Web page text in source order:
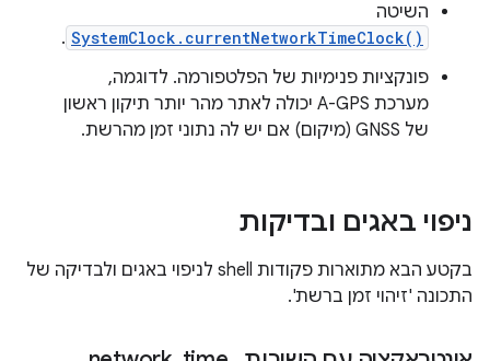
השיטה
SystemClock.currentNetworkTimeClock()
.
פונקציות פנימיות של הפלטפורמה. לדוגמה,
מערכת A-GPS יכולה לאתר מהר יותר תיקון ראשון
של GNSS (מיקום) אם יש לה נתוני זמן מהרשת.
ניפוי באגים ובדיקות
בקטע הבא מתוארות פקודות shell לניפוי באגים ולבדיקה של
התכונה 'זיהוי זמן ברשת'.